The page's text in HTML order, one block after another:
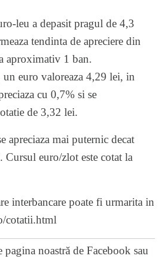
leu a depasit pragul de 4,3
tendinta de apreciere din
aproximativ 1 ban.
un euro valoreaza 4,29 lei, in
cu 0,7% si se
de 3,32 lei.
apreciaza mai puternic decat
euro/zlot este cotat la
interbancare poate fi urmarita in
cotatii.html
pagina noastră de Facebook sau